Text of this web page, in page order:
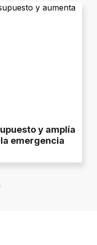
y amplía
emergencia